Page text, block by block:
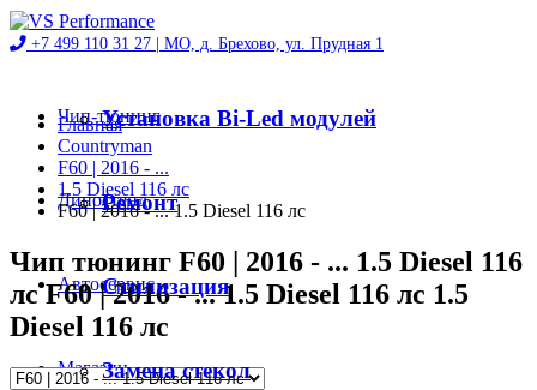
+7 499 110 31 27 | МО, д. Брехово, ул. Прудная 1
Чип-тюнинг
Диностенд
Автосервис
Магазин
Установка Bi-Led модулей
Ремонт
Стилизация
Замена стекол
Главная
Countryman
F60 | 2016 - ...
1.5 Diesel 116 лс
F60 | 2016 - ... 1.5 Diesel 116 лс
Чип тюнинг F60 | 2016 - ... 1.5 Diesel 116
лс F60 | 2016 - ... 1.5 Diesel 116 лс 1.5
Diesel 116 лс